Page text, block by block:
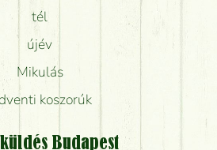
tél
újév
Mikulás
koszorúk
Budapest